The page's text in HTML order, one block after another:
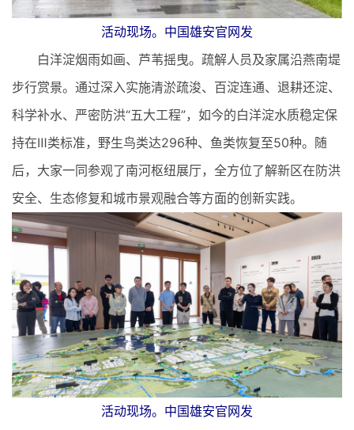
活动现场。中国雄安官网发
白洋淀烟雨如画、芦苇摇曳。疏解人员及家属沿燕南堤
步行赏景。通过深入实施清淤疏浚、百淀连通、退耕还淀、
科学补水、严密防洪“五大工程”，如今的白洋淀水质稳定保
持在Ⅲ类标准，野生鸟类达296种、鱼类恢复至50种。随
后，大家一同参观了南河枢纽展厅，全方位了解新区在防洪
安全、生态修复和城市景观融合等方面的创新实践。
活动现场。中国雄安官网发